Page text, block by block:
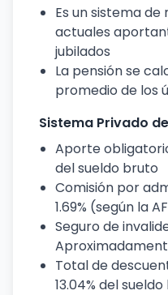
Es un sistema
actuales
jubilados
La pensión se
promedio de los
Sistema Privado
Aporte
del sueldo bruto
Comisión por
1.69% (según la
Seguro de
Total de
13.04% del